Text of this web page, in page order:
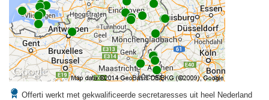
Offerti werkt met gekwalificeerde secretaresses uit heel Nederland